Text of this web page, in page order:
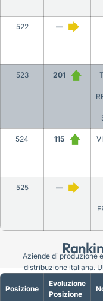
522 —
523 201
524 115
525 —
Posizione
Evoluzione
Posizione
Aziende di produzione
distribuzione italiana.